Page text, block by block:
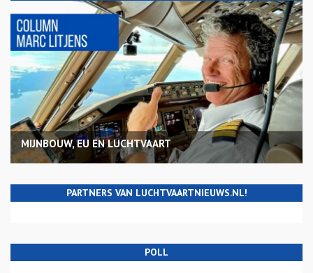
MIJNBOUW, EU EN LUCHTVAART
PARTNERS VAN LUCHTVAARTNIEUWS.NL!
POLL